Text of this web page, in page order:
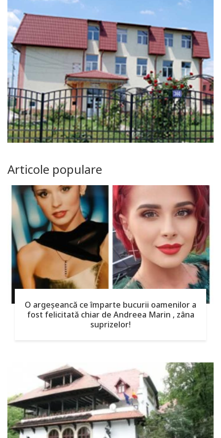
Articole populare
O argeşeancă ce împarte bucurii oamenilor a
fost felicitată chiar de Andreea Marin , zâna
suprizelor!